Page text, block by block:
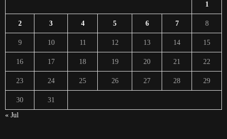
1
2 3 4 5 6 7 8
9 10 11 12 13 14 15
16 17 18 19 20 21 22
23 24 25 26 27 28 29
30
31
« Jul